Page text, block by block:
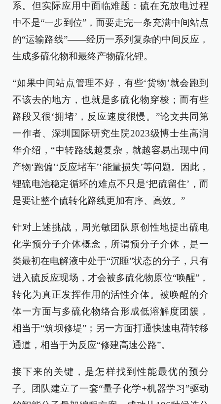
系。但实际应用中面临难题：硫在充放电过程
中不是“一步到位”，而要走完一条充满中间站点
的“运输路线”——经历一系列复杂的中间反应，
生成多硫化物和最终产物硫化锂。
“如果中间站点管理不好，有些‘货物’就会跑到
不该去的地方，也就是多硫化物穿梭；而有些
路段又很‘拥堵’，反应速度很慢。”论文共同第
一作者、深圳国际研究生院2023级博士生高润
华介绍，“中转路线越复杂，就越容易出现中间
产物‘跑偏’‘反应堵车’‘能量损失’等问题。因此，
锂硫电池稳定循环的难点不只是‘把硫留住’，而
是要让整个硫转化路线更加有序、高效。”
针对上述挑战，周光敏团队原创性地提出硫电
化学预分子介体概念，所谓预分子介体，是一
类最初在电解液中处于“沉睡”状态的分子，只有
进入硫反应现场，才会被多硫化物原位“唤醒”，
转化为真正发挥作用的活性介体。被唤醒的介
体一方面与多硫化物络合形成低溶解度团簇，
相当于“筑坝修堤”；另一方面打通快速电荷转移
通道，相当于为反应“修建高速公路”。
接下来的关键，是怎样找到性能最优的预分
子。团队建立了一套“量子化学+机器学习”驱动